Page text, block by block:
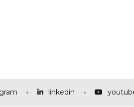
linkedin